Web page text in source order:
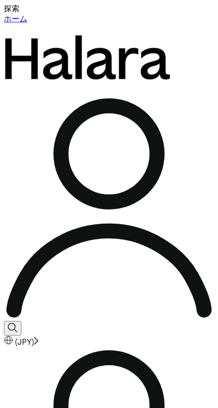
探索
ホーム
(JPY)